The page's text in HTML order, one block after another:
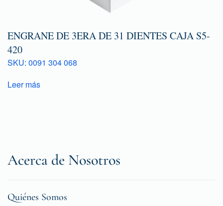
ENGRANE DE 3ERA DE 31 DIENTES CAJA S5-
420
SKU: 0091 304 068
Leer más
Acerca de Nosotros
Quiénes Somos